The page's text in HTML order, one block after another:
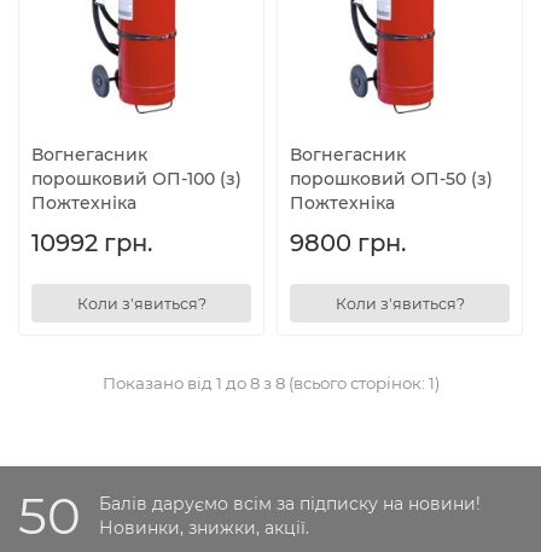
Вогнегасник
порошковий ОП-100 (з)
Пожтехніка
10992 грн.
Коли з'явиться?
Вогнегасник
порошковий ОП-50 (з)
Пожтехніка
9800 грн.
Коли з'явиться?
Показано від 1 до 8 з 8 (всього сторінок: 1)
50
Балів даруємо всім за підписку на новини!
Новинки, знижки, акції.